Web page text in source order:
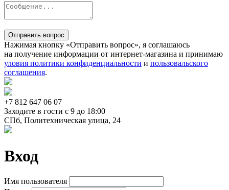
Отправить вопрос
Нажимая кнопку «Отправить вопрос», я соглашаюсь
на получение информации от интернет-магазина и принимаю
уловия политики конфиденциальности и пользовальского
соглашения.
+7 812 647 06 07
Заходите в гости c 9 до 18:00
СПб, Политехническая улица, 24
Вход
Имя пользователя